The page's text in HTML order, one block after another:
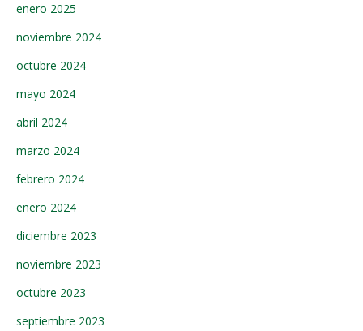
enero 2025
noviembre 2024
octubre 2024
mayo 2024
abril 2024
marzo 2024
febrero 2024
enero 2024
diciembre 2023
noviembre 2023
octubre 2023
septiembre 2023